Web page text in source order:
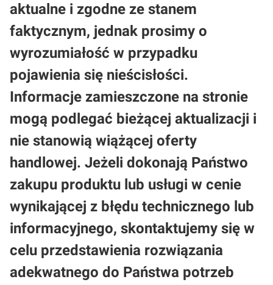
aktualne i zgodne ze stanem
faktycznym, jednak prosimy o
wyrozumiałość w przypadku
pojawienia się nieścisłości.
Informacje zamieszczone na stronie
mogą podlegać bieżącej aktualizacji i
nie stanowią wiążącej oferty
handlowej. Jeżeli dokonają Państwo
zakupu produktu lub usługi w cenie
wynikającej z błędu technicznego lub
informacyjnego, skontaktujemy się w
celu przedstawienia rozwiązania
adekwatnego do Państwa potrzeb